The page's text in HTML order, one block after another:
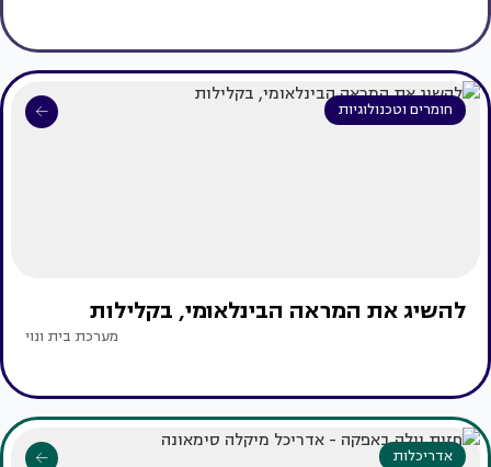
חומרים וטכנולוגיות
להשיג את המראה הבינלאומי, בקלילות
מערכת בית ונוי
אדריכלות